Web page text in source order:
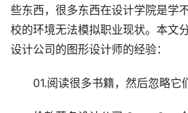
些东西，很多东西在设计学院是学
校的环境无法模拟职业现状。本文
设计公司的图形设计师的经验：
01.阅读很多书籍，然后忽略它